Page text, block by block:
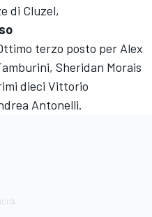
di Cluzel,
terzo posto per Alex
Sheridan Morais
dieci Vittorio
Antonelli.